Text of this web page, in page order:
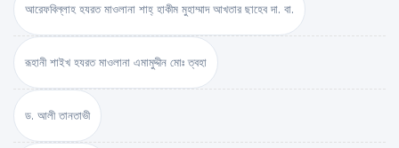
আরেফবিল্লাহ হযরত মাওলানা শাহ্ হাকীম মুহাম্মাদ আখতার ছাহেব দা. বা.
রূহানী শাইখ হযরত মাওলানা এমামুদ্দীন মোঃ ত্বহা
ড. আলী তানতাভী